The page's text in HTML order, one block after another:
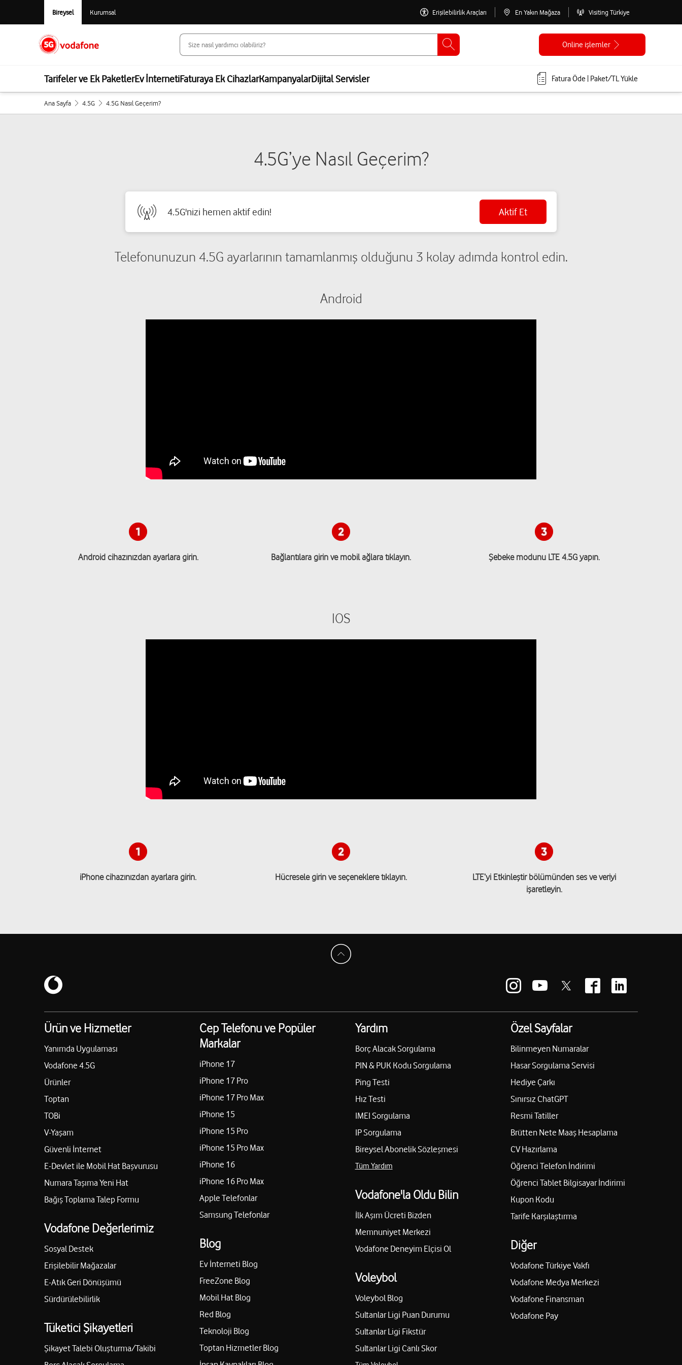
Bireysel Kurumsal Erişilebilirlik Araçları En Yakın Mağaza Visiting Türkiye
Online işlemler
Tarifeler ve Ek PaketlerEv İnternetiFaturaya Ek CihazlarKampanyalarDijital Servisler Fatura Öde | Paket/TL Yükle
Ana Sayfa 4.5G 4.5G Nasıl Geçerim?
4.5G’ye Nasıl Geçerim?
4.5G'nizi hemen aktif edin! Aktif Et
Telefonunuzun 4.5G ayarlarının tamamlanmış olduğunu 3 kolay adımda kontrol edin.
Android
Android cihazınızdan ayarlara girin. Bağlantılara girin ve mobil ağlara tıklayın. Şebeke modunu LTE 4.5G yapın.
IOS
iPhone cihazınızdan ayarlara girin. Hücresele girin ve seçeneklere tıklayın.
LTE’yi Etkinleştir bölümünden ses ve veriyi
işaretleyin.
Ürün ve Hizmetler
Yanımda Uygulaması
Vodafone 4.5G
Ürünler
Toptan
TOBi
V-Yaşam
Güvenli İnternet
E-Devlet ile Mobil Hat Başvurusu
Numara Taşıma Yeni Hat
Bağış Toplama Talep Formu
Vodafone Değerlerimiz
Sosyal Destek
Erişilebilir Mağazalar
E-Atık Geri Dönüşümü
Sürdürülebilirlik
Tüketici Şikayetleri
Şikayet Talebi Oluşturma/Takibi
Cep Telefonu ve Popüler
Markalar
iPhone 17
iPhone 17 Pro
iPhone 17 Pro Max
iPhone 15
iPhone 15 Pro
iPhone 15 Pro Max
iPhone 16
iPhone 16 Pro Max
Apple Telefonlar
Samsung Telefonlar
Blog
Ev İnterneti Blog
FreeZone Blog
Mobil Hat Blog
Red Blog
Teknoloji Blog
Toptan Hizmetler Blog
Yardım
Borç Alacak Sorgulama
PIN & PUK Kodu Sorgulama
Ping Testi
Hız Testi
IMEI Sorgulama
IP Sorgulama
Bireysel Abonelik Sözleşmesi
Tüm Yardım
Vodafone'la Oldu Bilin
İlk Aşım Ücreti Bizden
Memnuniyet Merkezi
Vodafone Deneyim Elçisi Ol
Voleybol
Voleybol Blog
Sultanlar Ligi Puan Durumu
Sultanlar Ligi Fikstür
Sultanlar Ligi Canlı Skor
Özel Sayfalar
Bilinmeyen Numaralar
Hasar Sorgulama Servisi
Hediye Çarkı
Sınırsız ChatGPT
Resmi Tatiller
Brütten Nete Maaş Hesaplama
CV Hazırlama
Öğrenci Telefon İndirimi
Öğrenci Tablet Bilgisayar İndirimi
Kupon Kodu
Tarife Karşılaştırma
Diğer
Vodafone Türkiye Vakfı
Vodafone Medya Merkezi
Vodafone Finansman
Vodafone Pay